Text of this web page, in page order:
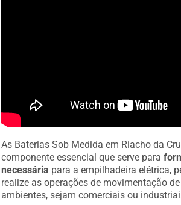
As Baterias Sob Medida em Riacho da
componente essencial que serve para
necessária para a empilhadeira elétrica,
realize as operações de movimentação
ambientes, sejam comerciais ou